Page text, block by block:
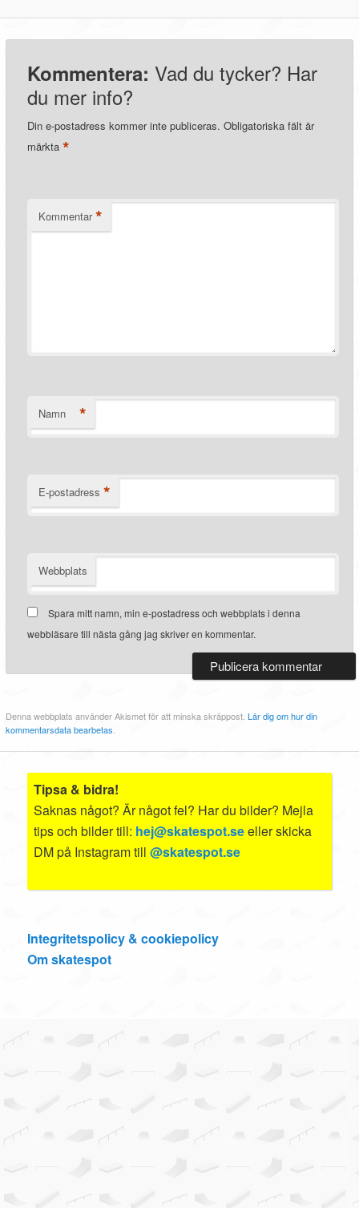
Kommentera: Vad du tycker? Har
du mer info?
Din e-postadress kommer inte publiceras. Obligatoriska fält är
märkta*
Kommentar *
Namn *
E-postadress *
Webbplats
Spara mitt namn, min e-postadress och webbplats i denna
webbläsare till nästa gång jag skriver en kommentar.
Denna webbplats använder Akismet för att minska skräppost.Lär dig om hur din
kommentarsdata bearbetas.
Tipsa & bidra!
Saknas något? Är något fel? Har du bilder? Mejla
tips och bilder till: hej@skatespot.seeller skicka
DM på Instagram till@skatespot.se
Integritetspolicy & cookiepolicy
Om skatespot